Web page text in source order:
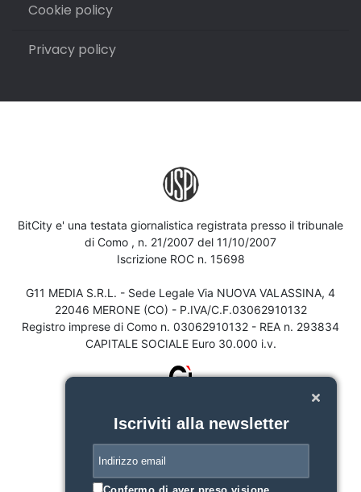
Cookie policy
Privacy policy
BitCity e' una testata giornalistica registrata presso il tribunale
di Como , n. 21/2007 del 11/10/2007
Iscrizione ROC n. 15698
G11 MEDIA S.R.L. - Sede Legale Via NUOVA VALASSINA, 4
22046 MERONE (CO) - P.IVA/C.F.03062910132
Registro imprese di Como n. 03062910132 - REA n. 293834
CAPITALE SOCIALE Euro 30.000 i.v.
Iscriviti alla newsletter